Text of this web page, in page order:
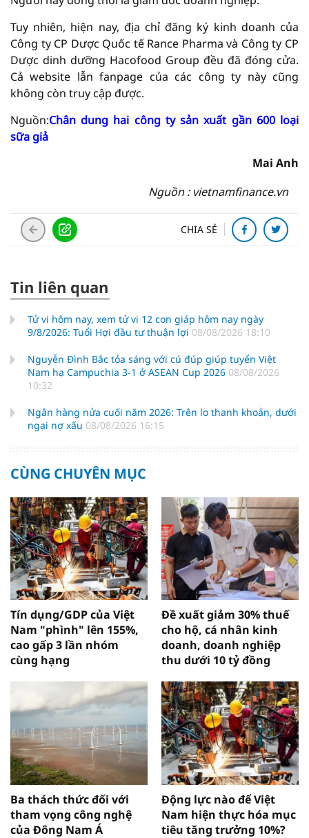
Tuy nhiên, hiện nay, địa chỉ đăng ký kinh doanh của
Công ty CP Dược Quốc tế Rance Pharma và Công ty CP
Dược dinh dưỡng Hacofood Group đều đã đóng cửa.
Cả website lẫn fanpage của các công ty này cũng
không còn truy cập được.
Nguồn:Chân dung hai công ty sản xuất gần 600 loại
sữa giả
Mai Anh
Nguồn : vietnamfinance.vn
CHIA SẺ
Tin liên quan
Tử vi hôm nay, xem tử vi 12 con giáp hôm nay ngày
9/8/2026: Tuổi Hợi đầu tư thuận lợi 08/08/2026 18:10
Nguyễn Đình Bắc tỏa sáng với cú đúp giúp tuyển Việt
Nam hạ Campuchia 3-1 ở ASEAN Cup 2026 08/08/2026
10:32
Ngân hàng nửa cuối năm 2026: Trên lo thanh khoản, dưới
ngại nợ xấu 08/08/2026 16:15
CÙNG CHUYÊN MỤC
Tín dụng/GDP của Việt
Nam "phình" lên 155%,
cao gấp 3 lần nhóm
cùng hạng
Đề xuất giảm 30% thuế
cho hộ, cá nhân kinh
doanh, doanh nghiệp
thu dưới 10 tỷ đồng
Ba thách thức đối với
tham vọng công nghệ
của Đông Nam Á
Động lực nào để Việt
Nam hiện thực hóa mục
tiêu tăng trưởng 10%?